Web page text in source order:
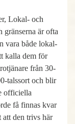
Lokal- och
är ofta
vara både lokal-
kalla dem för
från 30-
talssort och blir
officiella
få finnas kvar
att den trivs här